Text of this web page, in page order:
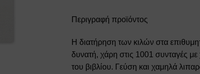
Περιγραφή προϊόντος
Η διατήρηση των κιλών στα
δυνατή, χάρη στις 1001 συνταγές
του βιβλίου. Γεύση και χαμηλά